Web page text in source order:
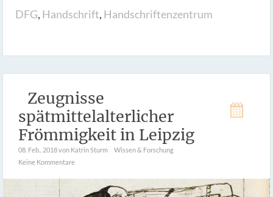
DFG, Handschrift, Handschriftenzentrum
Zeugnisse
spätmittelalterlicher
Frömmigkeit in Leipzig
08. Feb.. 2018von Katrin Sturm
Wissen & Forschung
Keine Kommentare